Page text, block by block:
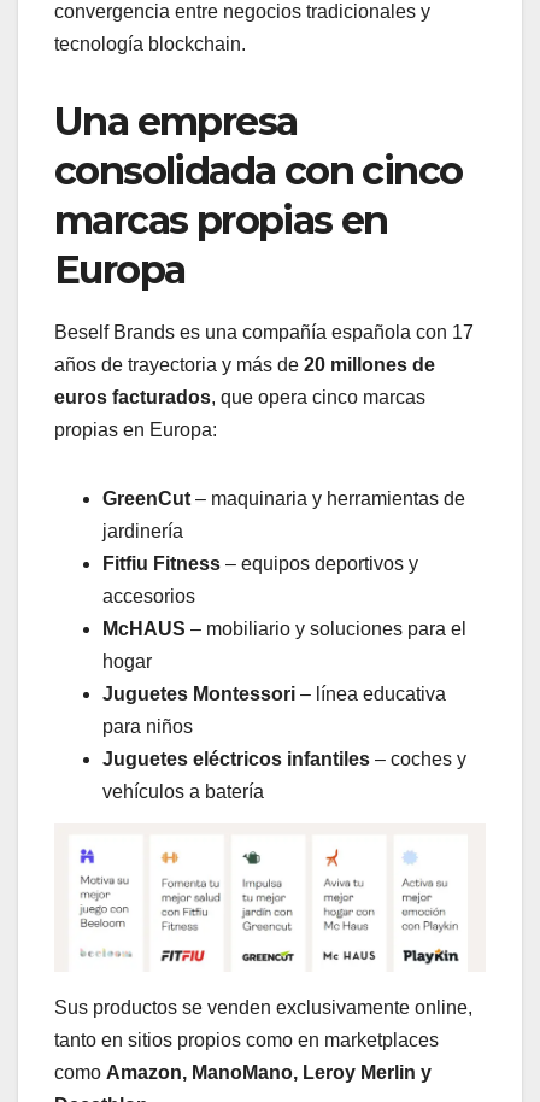
convergencia entre negocios tradicionales y
tecnología blockchain.
Una empresa
consolidada con cinco
marcas propias en
Europa
Beself Brands es una compañía española con 17
años de trayectoria y más de 20 millones de
euros facturados, que opera cinco marcas
propias en Europa:
GreenCut – maquinaria y herramientas de
jardinería
Fitfiu Fitness – equipos deportivos y
accesorios
McHAUS – mobiliario y soluciones para el
hogar
Juguetes Montessori – línea educativa
para niños
Juguetes eléctricos infantiles – coches y
vehículos a batería
Sus productos se venden exclusivamente online,
tanto en sitios propios como en marketplaces
como Amazon, ManoMano, Leroy Merlin y